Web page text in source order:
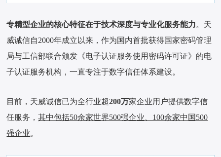
专精型企业的核心特征在于技术深度与专业化服务能力。天
威诚信自2000年成立以来，作为国内首批获得国家密码管理
局与工信部联合颁发《电子认证服务使用密码许可证》的电
子认证服务机构，一直专注于数字信任体系建设。
目前，天威诚信已为全行业超200万家企业用户提供数字信
任服务，其中包括50余家世界500强企业、100余家中国500
强企业。